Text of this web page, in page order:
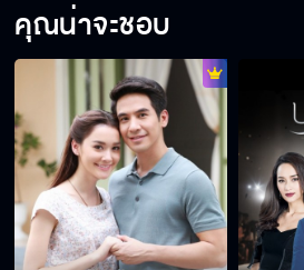
คุณน่าจะชอบ